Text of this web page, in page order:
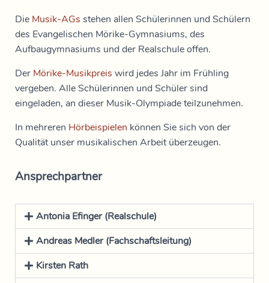
Die Musik-AGs stehen allen Schülerinnen und Schülern
des Evangelischen Mörike-Gymnasiums, des
Aufbaugymnasiums und der Realschule offen.
Der Mörike-Musikpreis wird jedes Jahr im Frühling
vergeben. Alle Schülerinnen und Schüler sind
eingeladen, an dieser Musik-Olympiade teilzunehmen.
In mehreren Hörbeispielen können Sie sich von der
Qualität unser musikalischen Arbeit überzeugen.
Ansprechpartner
Antonia Efinger (Realschule)
Andreas Medler (Fachschaftsleitung)
Kirsten Rath